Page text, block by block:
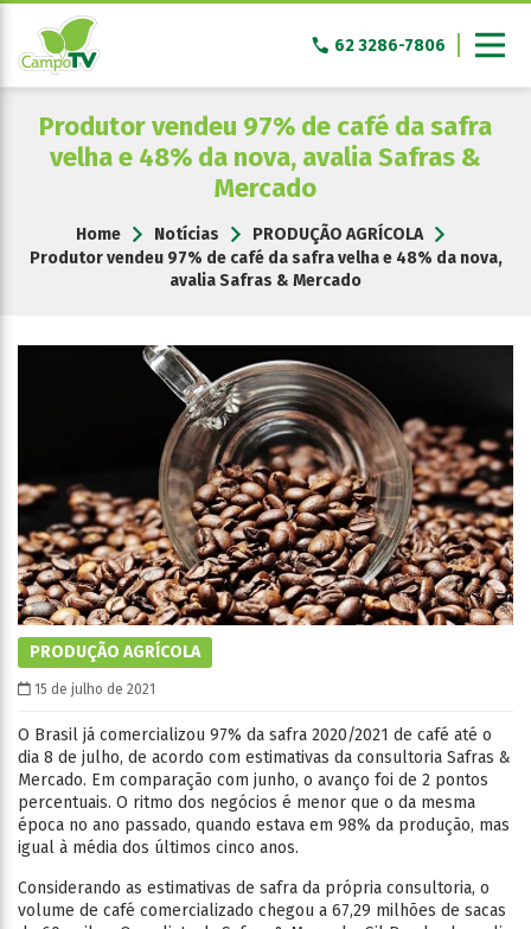
Pular
conteúdo
62 3286-7806
Produtor vendeu 97% de café da safra
velha e 48% da nova, avalia Safras &
Mercado
Home Notícias
PRODUÇÃO AGRÍCOLA
Produtor vendeu 97% de café da safra velha e 48% da nova,
avalia Safras & Mercado
PRODUÇÃO AGRÍCOLA
15 de julho de 2021
O Brasil já comercializou 97% da safra 2020/2021 de café até o
dia 8 de julho, de acordo com estimativas da consultoria Safras &
Mercado. Em comparação com junho, o avanço foi de 2 pontos
percentuais. O ritmo dos negócios é menor que o da mesma
época no ano passado, quando estava em 98% da produção, mas
igual à média dos últimos cinco anos.
Considerando as estimativas de safra da própria consultoria, o
volume de café comercializado chegou a 67,29 milhões de sacas